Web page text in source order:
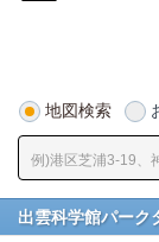
地図検索
出雲科学館パーク